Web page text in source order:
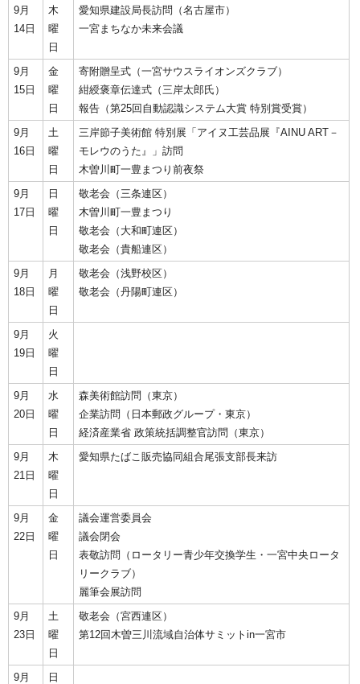
9月
14日
木
曜
日
愛知県建設局長訪問（名古屋市）
一宮まちなか未来会議
9月
15日
金
曜
日
寄附贈呈式（一宮サウスライオンズクラブ）
紺綬褒章伝達式（三岸太郎氏）
報告（第25回自動認識システム大賞 特別賞受賞）
9月
16日
土
曜
日
三岸節子美術館 特別展「アイヌ工芸品展『AINU ART－
モレウのうた』」訪問
木曽川町一豊まつり前夜祭
9月
17日
日
曜
日
敬老会（三条連区）
木曽川町一豊まつり
敬老会（大和町連区）
敬老会（貴船連区）
9月
18日
月
曜
日
敬老会（浅野校区）
敬老会（丹陽町連区）
9月
19日
火
曜
日
9月
20日
水
曜
日
森美術館訪問（東京）
企業訪問（日本郵政グループ・東京）
経済産業省 政策統括調整官訪問（東京）
9月
21日
木
曜
日
愛知県たばこ販売協同組合尾張支部長来訪
9月
22日
金
曜
日
議会運営委員会
議会閉会
表敬訪問（ロータリー青少年交換学生・一宮中央ロータ
リークラブ）
麗筆会展訪問
9月
23日
土
曜
日
敬老会（宮西連区）
第12回木曽三川流域自治体サミットin一宮市
9月
日